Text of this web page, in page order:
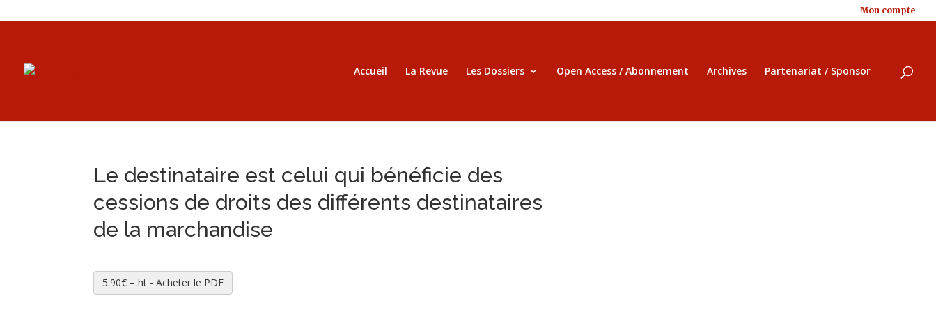
Mon compte
Accueil La Revue Les Dossiers Open Access / Abonnement Archives Partenariat / Sponsor
Le destinataire est celui qui bénéficie des
cessions de droits des différents destinataires
de la marchandise
5.90€ – ht - Acheter le PDF